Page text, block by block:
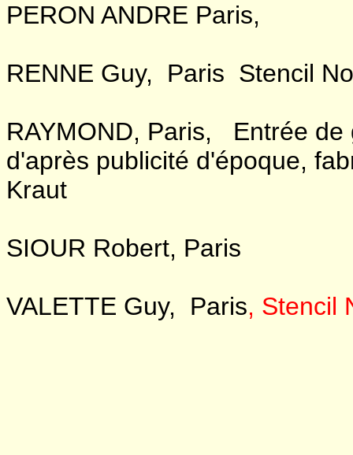
PERON ANDRE Paris,
RENNE Guy, Paris Stencil
RAYMOND, Paris, Entrée de
d'après publicité d'époque,
Kraut
SIOUR Robert, Paris
VALETTE Guy, Paris, Stencil